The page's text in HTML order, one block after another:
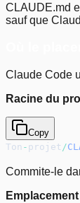
CLAUDE.md
sauf que
Claude Code
Racine du
Copy
Ton - projet /
Commite-le